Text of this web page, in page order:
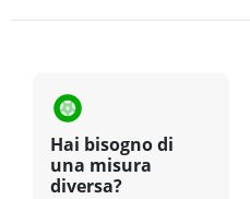
Hai bisogno di
una misura
diversa?